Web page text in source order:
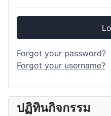
Forgot your password?
Forgot your username?
ปฏิทินกิจกรรม